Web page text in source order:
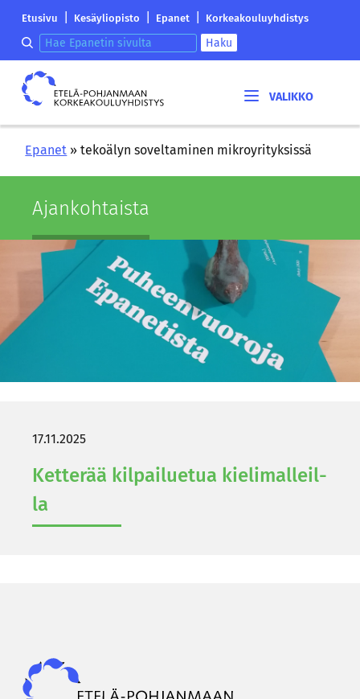
Etelä-
korkeakouluyhdistyksen
saapumissivu
Etusivu Kesäyliopisto Epanet Korkeakouluyhdistys
Hae epanetin sivulta Haku
Etelä-
Pohjanmaan
Epanet »tekoälyn soveltaminen mikroyrityksissä
Ajan­koh­tais­ta
17.11.2025
Ket­te­rää kil­pai­lue­tua kie­li­mal­leil­
la